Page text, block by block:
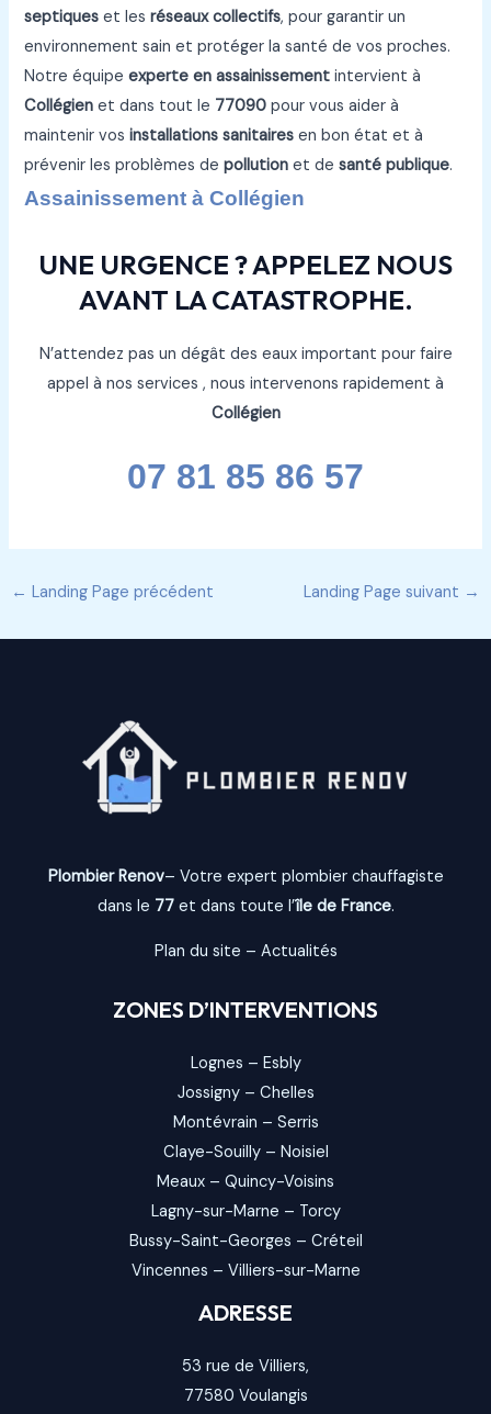
septiques et lesréseaux collectifs, pour garantir un
environnement sain et protéger la santé de vos proches.
Notre équipeexperte en assainissement intervient à
Collégien et dans tout le 77090 pour vous aider à
maintenir vosinstallations sanitaires en bon état et à
prévenir les problèmes depollution et desanté publique.
Assainissement à Collégien
UNE URGENCE ? APPELEZ NOUS
AVANT LA CATASTROPHE.
N’attendez pas un dégât des eaux important pour faire
appel à nos services , nous intervenons rapidement à
Collégien
07 81 85 86 57
← Landing Page précédent Landing Page suivant →
Plombier Renov– Votre expert plombier chauffagiste
dans le 77et dans toute l’île de France.
Plan du site – Actualités
ZONES D’INTERVENTIONS
Lognes – Esbly
Jossigny– Chelles
Montévrain – Serris
Claye-Souilly– Noisiel
Meaux – Quincy-Voisins
Lagny-sur-Marne – Torcy
Bussy-Saint-Georges – Créteil
Vincennes – Villiers-sur-Marne
ADRESSE
53 rue de Villiers,
77580 Voulangis